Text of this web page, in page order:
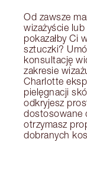
Od zawsze
wizażyście
pokazałby Ci
sztuczki?
konsultację
zakresie
Charlotte
pielęgnacji
odkryjesz
dostosowane
otrzymasz
dobranych